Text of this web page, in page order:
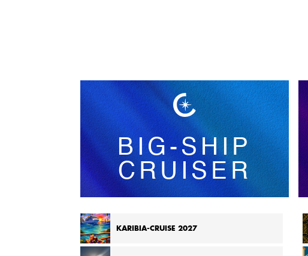
BIG-SHIP
CRUISER
KARIBIA-CRUISE 2027